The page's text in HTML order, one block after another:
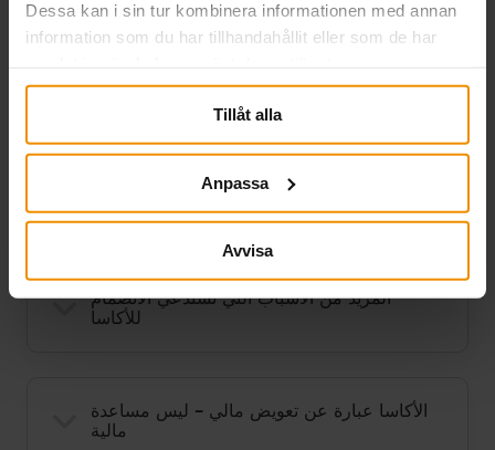
Dessa kan i sin tur kombinera informationen med annan
information som du har tillhandahållit eller som de har
Tillåt alla
Anpassa
Avvisa
الممكن أن تتعرض للحرمان من التعويض المالي.
معلومات أخرى
المزيد من الأسباب التي تستدعي الانضمام
للأكاسا
الأكاسا عبارة عن تعويض مالي – ليس مساعدة
مالية